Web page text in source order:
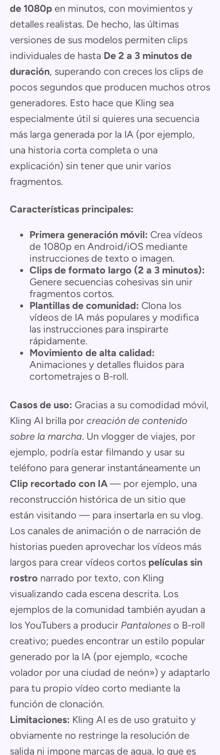
de 1080p en minutos, con movimientos y
detalles realistas. De hecho, las últimas
versiones de sus modelos permiten clips
individuales de hasta De 2 a 3 minutos de
duración, superando con creces los clips de
pocos segundos que producen muchos otros
generadores. Esto hace que Kling sea
especialmente útil si quieres una secuencia
más larga generada por la IA (por ejemplo,
una historia corta completa o una
explicación) sin tener que unir varios
fragmentos.
Características principales:
Primera generación móvil: Crea vídeos
de 1080p en Android/iOS mediante
instrucciones de texto o imagen.
Clips de formato largo (2 a 3 minutos):
Genere secuencias cohesivas sin unir
fragmentos cortos.
Plantillas de comunidad: Clona los
vídeos de IA más populares y modifica
las instrucciones para inspirarte
rápidamente.
Movimiento de alta calidad:
Animaciones y detalles fluidos para
cortometrajes o B-roll.
Casos de uso: Gracias a su comodidad móvil,
Kling AI brilla por creación de contenido
sobre la marcha. Un vlogger de viajes, por
ejemplo, podría estar filmando y usar su
teléfono para generar instantáneamente un
Clip recortado con IA — por ejemplo, una
reconstrucción histórica de un sitio que
están visitando — para insertarla en su vlog.
Los canales de animación o de narración de
historias pueden aprovechar los vídeos más
largos para crear vídeos cortos películas sin
rostro narrado por texto, con Kling
visualizando cada escena descrita. Los
ejemplos de la comunidad también ayudan a
los YouTubers a producir Pantalones o B-roll
creativo; puedes encontrar un estilo popular
generado por la IA (por ejemplo, «coche
volador por una ciudad de neón») y adaptarlo
para tu propio vídeo corto mediante la
función de clonación.
Limitaciones: Kling AI es de uso gratuito y
obviamente no restringe la resolución de
salida ni impone marcas de agua, lo que es